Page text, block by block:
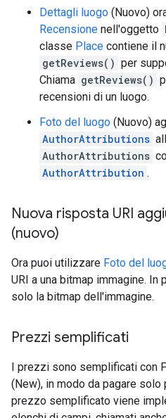
Dettagli luogo (Nuovo)
Recensione nell'oggetto
classe Place contiene il
getReviews() per
Chiama getReviews()
recensioni di un luogo.
Foto del luogo (Nuovo)
AuthorAttributions
AuthorAttributions
AuthorAttribution .
Nuova risposta URI
(nuovo)
Ora puoi utilizzare Foto del
URI a una bitmap immagine.
solo la bitmap dell'immagine.
Prezzi semplificati
I prezzi sono semplificati con
(New), in modo da pagare
prezzo semplificato viene